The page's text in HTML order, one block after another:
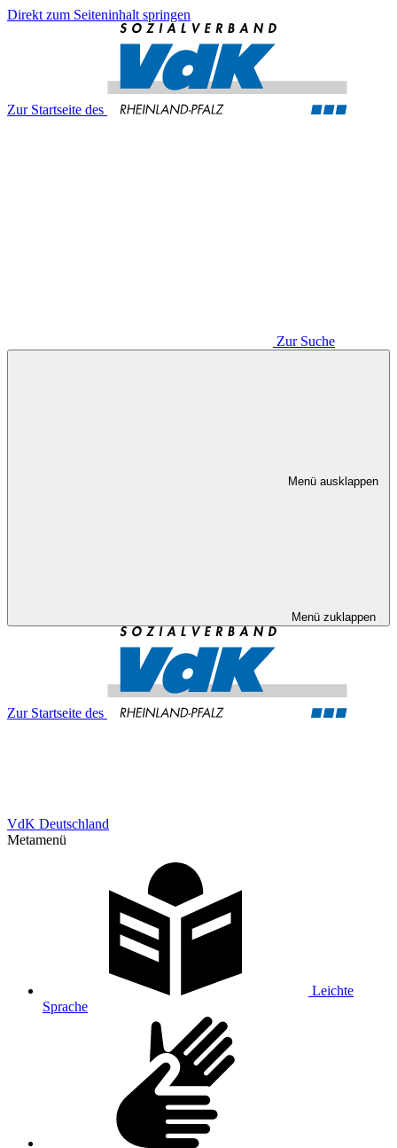
Direkt zum Seiteninhalt springen
Zur Startseite des
Zur Suche
Menü ausklappen
Menü zuklappen
Zur Startseite des
VdK Deutschland
Metamenü
Leichte
Sprache